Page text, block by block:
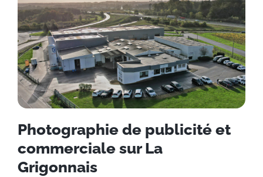
Photographie de publicité et
commerciale sur La
Grigonnais